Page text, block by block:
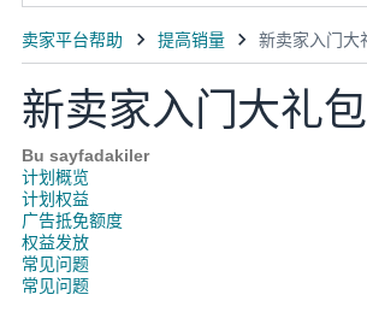
中
文
-
CN
English
新卖家入门大礼包
Bu sayfadakiler
计划概览
计划权益
广告抵免额度
权益发放
常见问题
常见问题